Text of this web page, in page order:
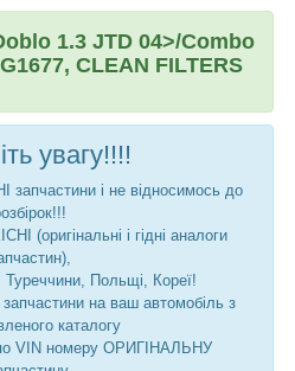
1.3 JTD 04>/Combo
CLEAN FILTERS
увагу!!!!
і не відносимось до
(оригінальні і гідні аналоги
Туреччини, Польщі, Кореї!
на ваш автомобіль з
каталогу
по VIN номеру ОРИГІНАЛЬНУ